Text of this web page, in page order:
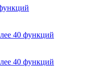
40 функций
40 функций